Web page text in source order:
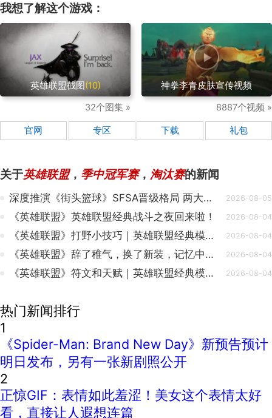
我想了解这个游戏：
英雄联盟截图 (10)
32个图集 »
神拳李青皮肤宣传视频
8887个视频 »
官网 专区 下载 礼包
关于英雄联盟， 季中冠军赛， 淘汰赛的新闻
深度推演《街头篮球》SFSA晋级格局 两大阵营冲榜热门全盘点 2026-08-05
《英雄联盟》英雄联盟经典战斗之夜回来啦！ 2026-08-04
《英雄联盟》打野小技巧｜英雄联盟经典模式：快速上手 2026-08-04
《英雄联盟》辞了稚气，换了新装，记忆中的旧友仍在闪光 2026-08-04
《英雄联盟》符文和天赋｜英雄联盟经典模式：快速上手 2026-08-04
热门新闻排行
1
《Spider-Man: Brand New Day》新预告预计
明日发布，另有一张新剧照公开
2
正惊GIF：表情如此羞涩！美女这个表情太好
看，直接让人遐想连篇